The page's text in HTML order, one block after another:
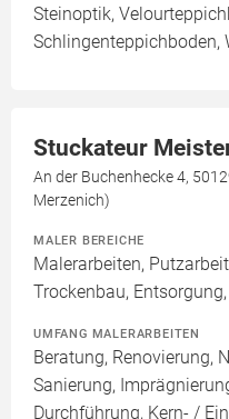
Steinoptik,
Schlingenteppichboden,
Stuckateur
An der Buchenhecke 4,
Merzenich)
MALER BEREICHE
Malerarbeiten,
Trockenbau,
UMFANG MALERARBEITEN
Beratung, Renovierung,
Sanierung,
Durchführung, Kern- /